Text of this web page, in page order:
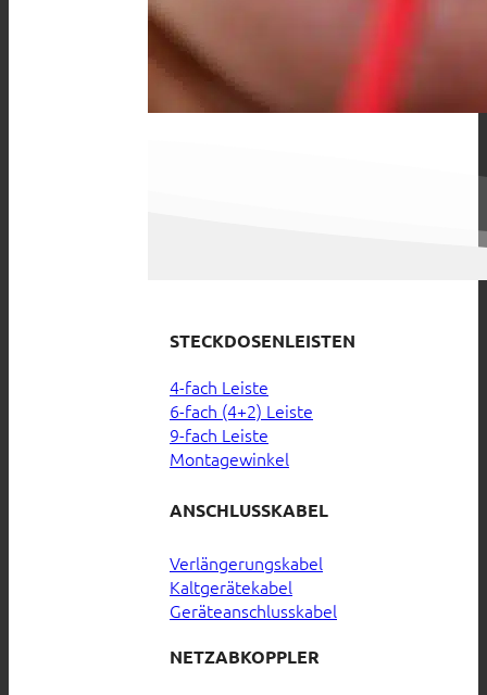
STECKDOSENLEISTEN
4-fach Leiste
6-fach (4+2) Leiste
9-fach Leiste
Montagewinkel
ANSCHLUSSKABEL
Verlängerungskabel
Kaltgerätekabel
Geräteanschlusskabel
NETZABKOPPLER